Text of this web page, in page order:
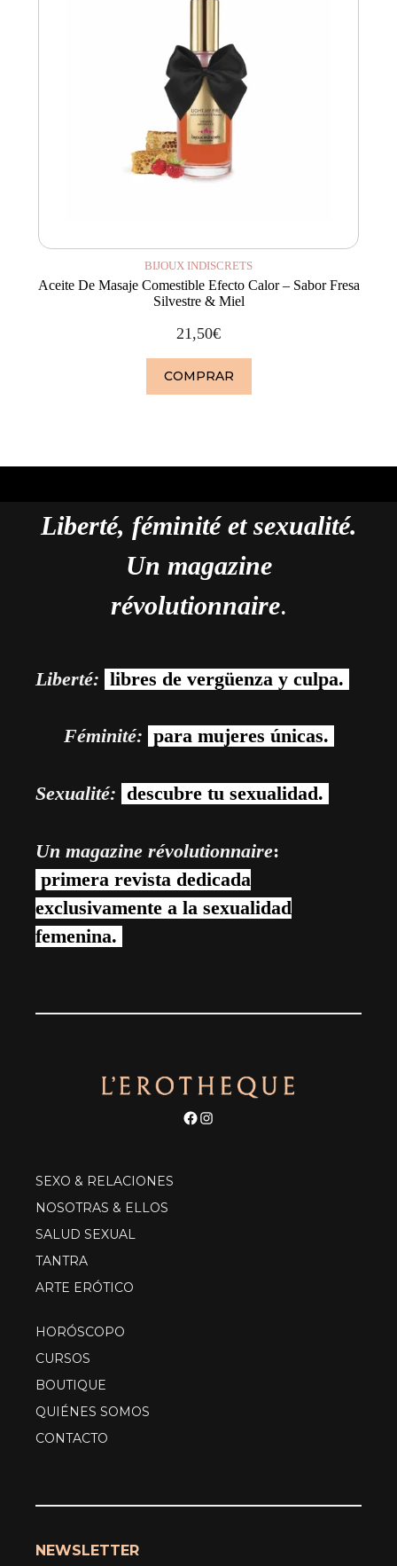
BIJOUX INDISCRETS
Aceite De Masaje Comestible Efecto Calor – Sabor Fresa
Silvestre & Miel
21,50€
COMPRAR
Liberté, féminité et sexualité.
Un magazine
révolutionnaire.
Liberté: libres de vergüenza y culpa.
Féminité: para mujeres únicas.
Sexualité: descubre tu sexualidad.
Un magazine révolutionnaire:
primera revista dedicada
exclusivamente a la sexualidad
femenina.
Facebook
Instagram
SEXO & RELACIONES
NOSOTRAS & ELLOS
SALUD SEXUAL
TANTRA
ARTE ERÓTICO
HORÓSCOPO
CURSOS
BOUTIQUE
QUIÉNES SOMOS
CONTACTO
NEWSLETTER